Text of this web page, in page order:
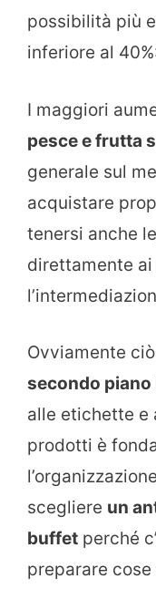
possibilità più
inferiore al
I maggiori
pesce e frutta
generale sul
acquistare
tenersi anche
direttamente
Ovviamente ciò
secondo piano
alle etichette e
prodotti è
scegliere un
buffet perché
preparare